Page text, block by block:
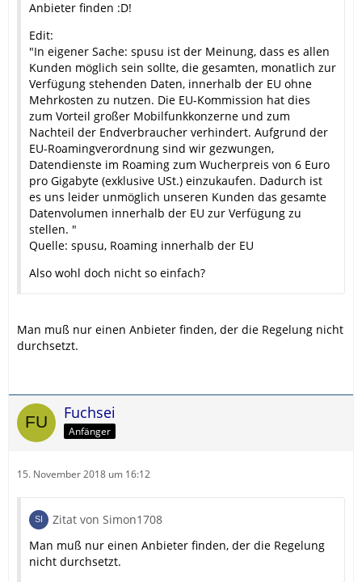
Anbieter finden :D!
Edit:
"In eigener Sache: spusu ist der Meinung, dass es allen
Kunden möglich sein sollte, die gesamten, monatlich zur
Verfügung stehenden Daten, innerhalb der EU ohne
Mehrkosten zu nutzen. Die EU-Kommission hat dies
zum Vorteil großer Mobilfunkkonzerne und zum
Nachteil der Endverbraucher verhindert. Aufgrund der
EU-Roamingverordnung sind wir gezwungen,
Datendienste im Roaming zum Wucherpreis von 6 Euro
pro Gigabyte (exklusive USt.) einzukaufen. Dadurch ist
es uns leider unmöglich unseren Kunden das gesamte
Datenvolumen innerhalb der EU zur Verfügung zu
stellen. "
Quelle: spusu, Roaming innerhalb der EU
Also wohl doch nicht so einfach?
Man muß nur einen Anbieter finden, der die Regelung nicht
durchsetzt.
Fuchsei
Anfänger
15. November 2018 um 16:12
Zitat von Simon1708
Man muß nur einen Anbieter finden, der die Regelung
nicht durchsetzt.